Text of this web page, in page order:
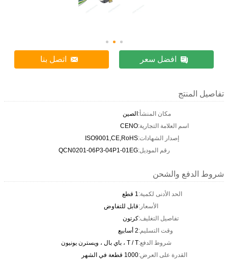
افضل سعر اتصل بنا
تفاصيل المنتج
مكان المنشأ:الصين
اسم العلامة التجارية:CENO
إصدار الشهادات:ISO9001,CE,RoHS
رقم الموديل:QCN0201-06P3-04P1-01EG
شروط الدفع والشحن
الحد الأدنى لكمية:1 قطع
الأسعار:قابل للتفاوض
تفاصيل التغليف:كرتون
وقت التسليم:2 أسابيع
شروط الدفع:T / T ، باي بال ، ويسترن يونيون
القدرة على العرض:1000 قطعة في الشهر